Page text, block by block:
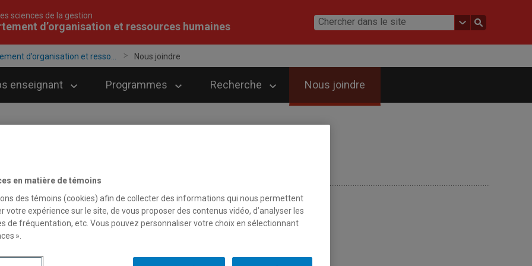
sciences de la gestion
d’organisation et ressources humaines
d’organisation et resso... Nous joindre
enseignant Programmes Recherche Nous joindre
joindre
en matière de témoins
des témoins (cookies) afin de collecter des informations qui nous permettent
votre expérience sur le site, de vous proposer des contenus vidéo, d’analyser les
de fréquentation, etc. Vous pouvez personnaliser votre choix en sélectionnant
».